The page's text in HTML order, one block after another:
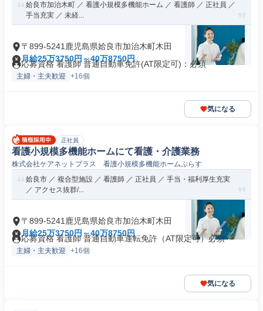
姶良市加治木町 ／ 看護小規模多機能ホーム ／ 看護師 ／ 正社員 ／
手当充実 ／ 未経...
〒899-5241鹿児島県姶良市加治木町木田
月給25万3750円～40万8750円
応募資格 看護師 普通自動車免許(AT限定可)：必須
主婦・主夫歓迎 +16個
気になる
正社員
看護小規模多機能ホームにて看護・介護業務
株式会社ケアネットプラス 看護小規模多機能ホームぷらす
姶良市 ／ 複合型施設 ／ 看護師 ／ 正社員 ／ 手当・福利厚生充実
／ アクセス抜群/...
〒899-5241鹿児島県姶良市加治木町木田
月給25万3750円～40万8750円
応募資格 看護師 普通自動車運転免許（AT限定可）必須
主婦・主夫歓迎 +16個
気になる